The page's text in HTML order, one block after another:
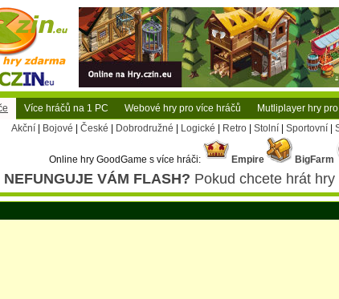
Více hráčů na 1 PC Webové hry pro více hráčů Mutliplayer hry
Akční Bojové České Dobrodružné Logické Retro Stolní Sportovní
Online hry GoodGame s více hráči: Empire BigFarm
NEFUNGUJE VÁM FLASH? Pokud chcete hrát